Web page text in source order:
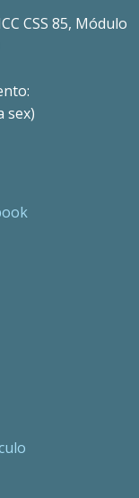
CSS 85, Módulo
sex)